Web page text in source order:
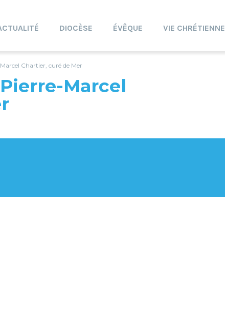
DIOCÈSE ÉVÊQUE VIE CHRÉTIENNE
Chartier, curé de Mer
Marcel